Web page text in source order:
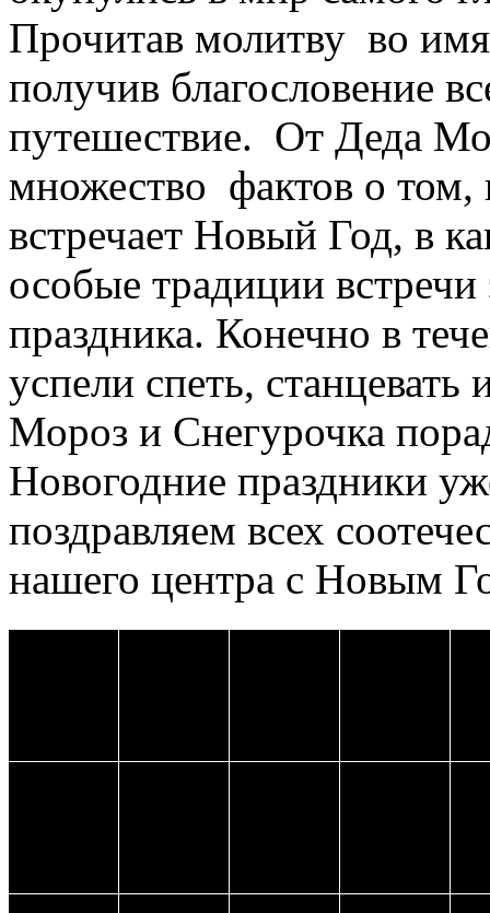
Прочитав молитву во
получив благословение
путешествие. От Деда
множество фактов о
встречает Новый Год, в
особые традиции встречи
праздника. Конечно в
успели спеть, станцевать
Мороз и Снегурочка
Новогодние праздники
поздравляем всех
нашего центра с Новым